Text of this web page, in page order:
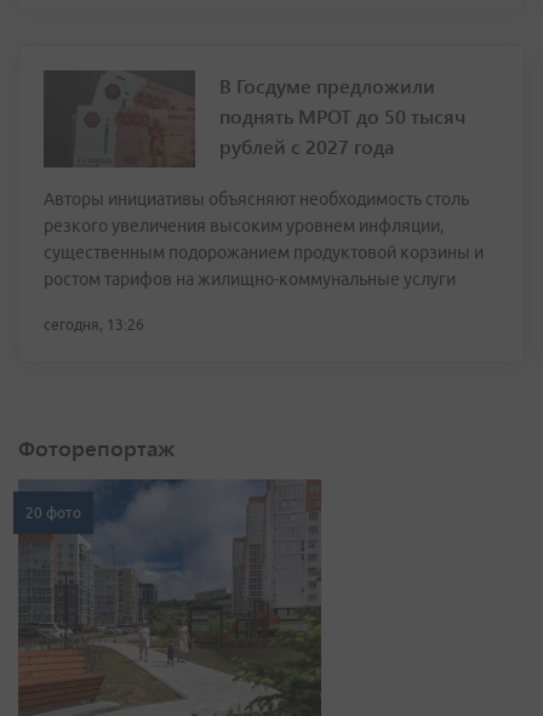
В Госдуме предложили
поднять МРОТ до 50 тысяч
рублей с 2027 года
Авторы инициативы объясняют необходимость столь
резкого увеличения высоким уровнем инфляции,
существенным подорожанием продуктовой корзины и
ростом тарифов на жилищно-коммунальные услуги
сегодня, 13:26
Фоторепортаж
20 фото